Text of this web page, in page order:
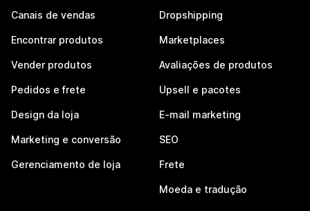
Canais de vendas
Encontrar produtos
Vender produtos
Pedidos e frete
Design da loja
Marketing e conversão
Gerenciamento de loja
Dropshipping
Marketplaces
Avaliações de produtos
Upsell e pacotes
E-mail marketing
SEO
Frete
Moeda e tradução